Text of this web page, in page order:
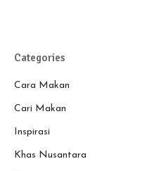
Categories
Cara Makan
Cari Makan
Inspirasi
Khas Nusantara